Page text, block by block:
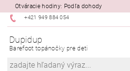
Otváracie hodiny: Podľa dohody
+421 949 884 054
Dupidup
Barefoot topánočky pre deti